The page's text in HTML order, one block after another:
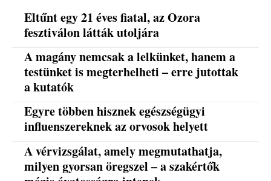
Eltűnt egy 21 éves fiatal, az Ozora
fesztiválon látták utoljára
A magány nemcsak a lelkünket, hanem a
testünket is megterhelheti – erre jutottak
a kutatók
Egyre többen hisznek egészségügyi
influenszereknek az orvosok helyett
A vérvizsgálat, amely megmutathatja,
milyen gyorsan öregszel – a szakértők